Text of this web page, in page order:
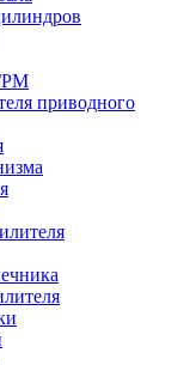
приводного